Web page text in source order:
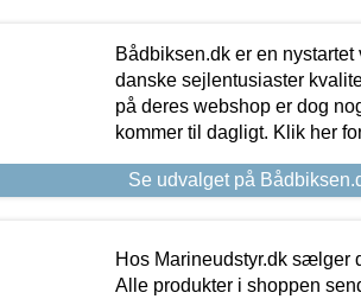
Bådbiksen.dk er en
danske sejlentusiaster
på deres webshop er dog
kommer til dagligt. Klik her
Se udvalget på
Hos Marineudstyr.dk sælger
Alle produkter i shoppen